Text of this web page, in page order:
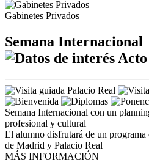
Gabinetes Privados
Semana Internacional
Semana Internacional con un
profesional y cultural
El alumno disfrutará de un
de Madrid y Palacio Real
MÁS INFORMACIÓN